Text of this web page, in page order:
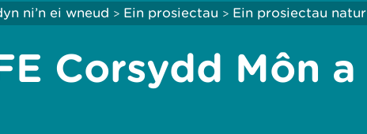
ni’n ei wneud > Ein prosiectau > Ein prosiectau natur
Corsydd Môn a